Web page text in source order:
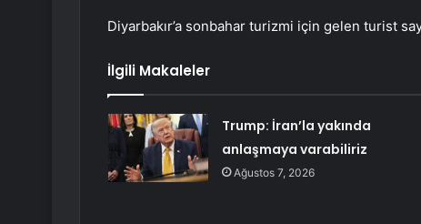
Diyarbakır’a sonbahar turizmi için gelen turist
İlgili Makaleler
Trump: İran’la yakında
anlaşmaya varabiliriz
Ağustos 7, 2026